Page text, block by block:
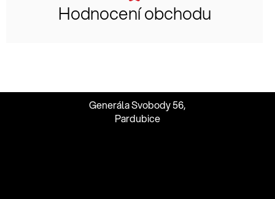
Hodnocení obchodu
Generála Svobody 56,
Pardubice